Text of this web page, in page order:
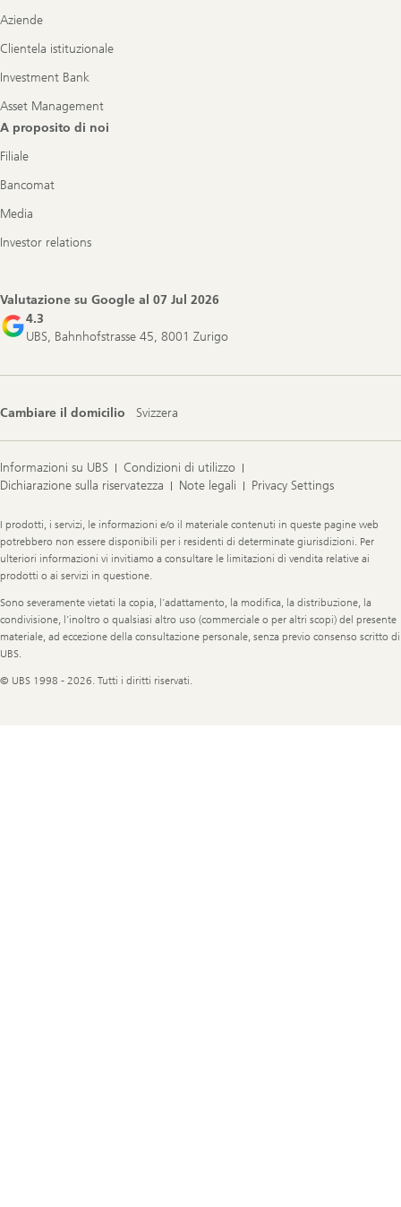
Aziende
Clientela istituzionale
Investment Bank
Asset Management
A proposito di noi
Filiale
Bancomat
Media
Investor relations
Valutazione su Google al 07 Jul 2026
4.3
UBS, Bahnhofstrasse 45, 8001 Zurigo
Cambiare il domicilio Svizzera
Informazioni su UBS
Condizioni di utilizzo
Dichiarazione sulla riservatezza
Note legali Privacy Settings
Legal
Information
I prodotti, i servizi, le informazioni e/o il materiale contenuti in queste pagine web
potrebbero non essere disponibili per i residenti di determinate giurisdizioni. Per
ulteriori informazioni vi invitiamo a consultare le limitazioni di vendita relative ai
prodotti o ai servizi in questione.
Sono severamente vietati la copia, l’adattamento, la modifica, la distribuzione, la
condivisione, l’inoltro o qualsiasi altro uso (commerciale o per altri scopi) del presente
materiale, ad eccezione della consultazione personale, senza previo consenso scritto di
UBS.
© UBS 1998 - 2026. Tutti i diritti riservati.